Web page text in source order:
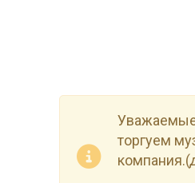
Уважаемые
торгуем
компания.(